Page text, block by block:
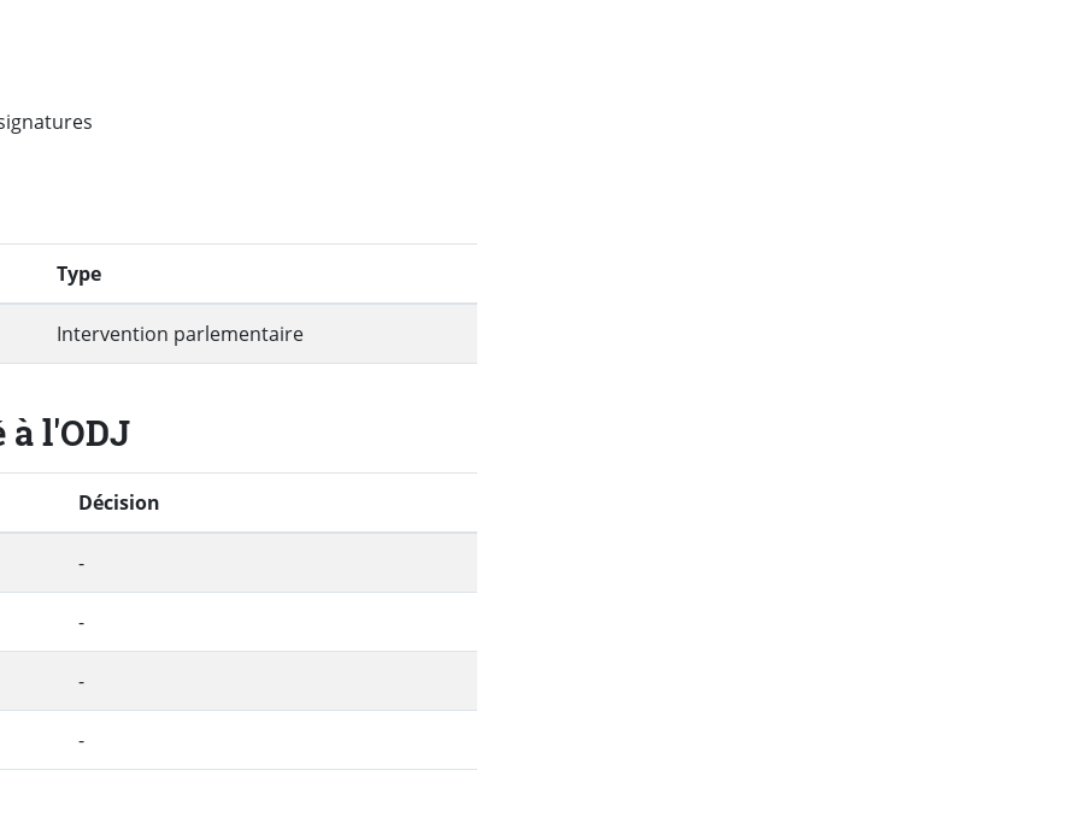
Type
Intervention parlementaire
à l'ODJ
Décision
-
-
-
-